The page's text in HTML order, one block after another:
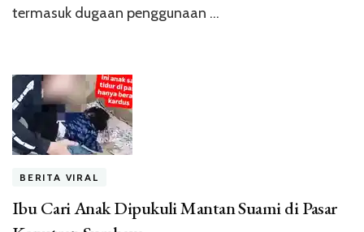
termasuk dugaan penggunaan …
BERITA VIRAL
Ibu Cari Anak Dipukuli Mantan Suami di Pasar